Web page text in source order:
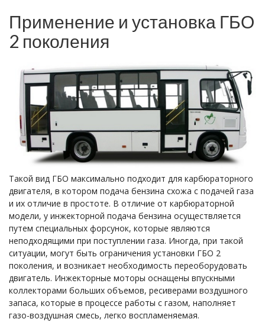
Применение и установка ГБО
2 поколения
Такой вид ГБО максимально подходит для карбюраторного
двигателя, в котором подача бензина схожа с подачей газа
и их отличие в простоте. В отличие от карбюраторной
модели, у инжекторной подача бензина осуществляется
путем специальных форсунок, которые являются
неподходящими при поступлении газа. Иногда, при такой
ситуации, могут быть ограничения установки ГБО 2
поколения, и возникает необходимость переоборудовать
двигатель. Инжекторные моторы оснащены впускными
коллекторами больших объемов, ресиверами воздушного
запаса, которые в процессе работы с газом, наполняет
газо-воздушная смесь, легко воспламеняемая.